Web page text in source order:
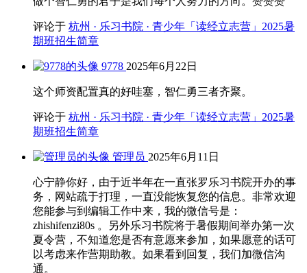
评论于 杭州 · 乐习书院 · 青少年「读经立志营」2025暑
期班招生简章
9778 2025年6月22日
这个师资配置真的好哇塞，智仁勇三者齐聚。
评论于 杭州 · 乐习书院 · 青少年「读经立志营」2025暑
期班招生简章
管理员 2025年6月11日
心宁静你好，由于近半年在一直张罗乐习书院开办的事
务，网站疏于打理，一直没能恢复您的信息。非常欢迎
您能参与到编辑工作中来，我的微信号是：
zhishifenzi80s 。另外乐习书院将于暑假期间举办第一次
夏令营，不知道您是否有意愿来参加，如果愿意的话可
以考虑来作营期助教。如果看到回复，我们加微信沟
通。